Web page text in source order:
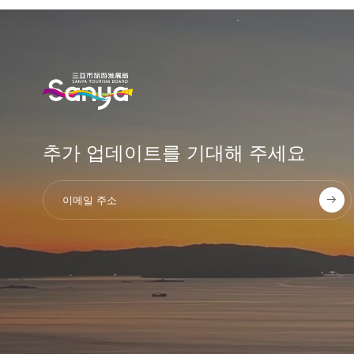
추가 업데이트를 기대해 주세요